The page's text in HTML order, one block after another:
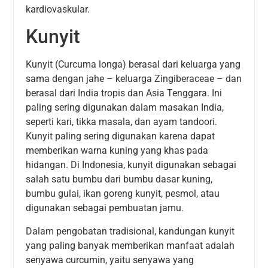
kardiovaskular.
Kunyit
Kunyit (Curcuma longa) berasal dari keluarga yang
sama dengan jahe – keluarga Zingiberaceae – dan
berasal dari India tropis dan Asia Tenggara. Ini
paling sering digunakan dalam masakan India,
seperti kari, tikka masala, dan ayam tandoori.
Kunyit paling sering digunakan karena dapat
memberikan warna kuning yang khas pada
hidangan. Di Indonesia, kunyit digunakan sebagai
salah satu bumbu dari bumbu dasar kuning,
bumbu gulai, ikan goreng kunyit, pesmol, atau
digunakan sebagai pembuatan jamu.
Dalam pengobatan tradisional, kandungan kunyit
yang paling banyak memberikan manfaat adalah
senyawa curcumin, yaitu senyawa yang